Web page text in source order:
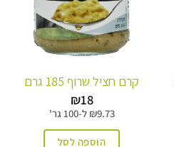
קרם חציל שרוף 185 גרם
₪18
₪9.73 ל-100 גר'
הוספה לסל